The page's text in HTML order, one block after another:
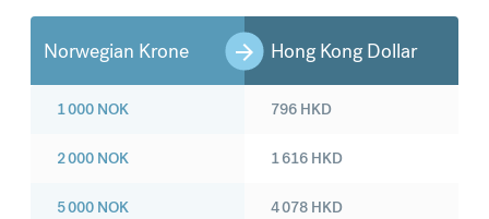
Norwegian Krone Hong Kong Dollar
1 000 NOK
2 000 NOK
5 000 NOK
796 HKD
1 616 HKD
4 078 HKD